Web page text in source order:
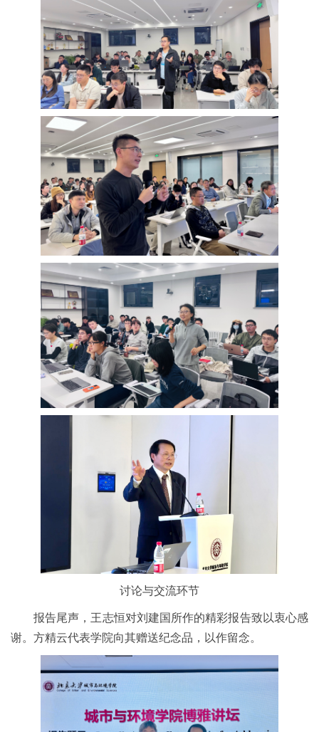
讨论与交流环节
报告尾声，王志恒对刘建国所作的精彩报告致以衷心感
谢。方精云代表学院向其赠送纪念品，以作留念。